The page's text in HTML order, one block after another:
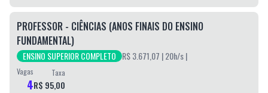
PROFESSOR - CIÊNCIAS (ANOS FINAIS DO ENSINO
FUNDAMENTAL)
ENSINO SUPERIOR COMPLETO R$ 3.671,07 | 20h/s|
Vagas
4
Taxa
R$ 95,00